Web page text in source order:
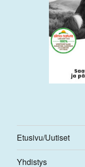
Etusivu/Uutiset
Yhdistys